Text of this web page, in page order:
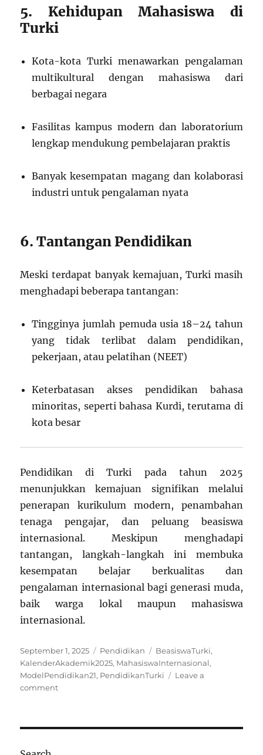
5. Kehidupan Mahasiswa di
Turki
Kota-kota Turki menawarkan pengalaman
multikultural dengan mahasiswa dari
berbagai negara
Fasilitas kampus modern dan laboratorium
lengkap mendukung pembelajaran praktis
Banyak kesempatan magang dan kolaborasi
industri untuk pengalaman nyata
6. Tantangan Pendidikan
Meski terdapat banyak kemajuan, Turki masih
menghadapi beberapa tantangan:
Tingginya jumlah pemuda usia 18–24 tahun
yang tidak terlibat dalam pendidikan,
pekerjaan, atau pelatihan (NEET)
Keterbatasan akses pendidikan bahasa
minoritas, seperti bahasa Kurdi, terutama di
kota besar
Pendidikan di Turki pada tahun 2025
menunjukkan kemajuan signifikan melalui
penerapan kurikulum modern, penambahan
tenaga pengajar, dan peluang beasiswa
internasional. Meskipun menghadapi
tantangan, langkah-langkah ini membuka
kesempatan belajar berkualitas dan
pengalaman internasional bagi generasi muda,
baik warga lokal maupun mahasiswa
internasional.
Posted
on
September 1, 2025 Categories
Pendidikan Tags
BeasiswaTurki,
KalenderAkademik2025, MahasiswaInternasional,
ModelPendidikan21, PendidikanTurki
Leave a
commenton